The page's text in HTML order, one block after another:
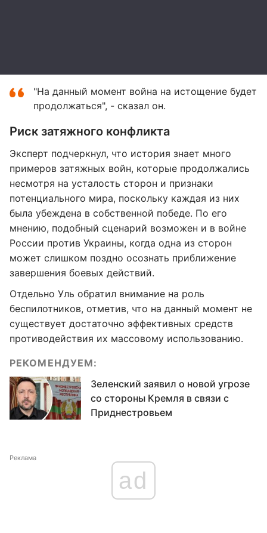
"На данный момент война на истощение будет
продолжаться", - сказал он.
Риск затяжного конфликта
Эксперт подчеркнул, что история знает много
примеров затяжных войн, которые продолжались
несмотря на усталость сторон и признаки
потенциального мира, поскольку каждая из них
была убеждена в собственной победе. По его
мнению, подобный сценарий возможен и в войне
России против Украины, когда одна из сторон
может слишком поздно осознать приближение
завершения боевых действий.
Отдельно Уль обратил внимание на роль
беспилотников, отметив, что на данный момент не
существует достаточно эффективных средств
противодействия их массовому использованию.
РЕКОМЕНДУЕМ:
Зеленский заявил о новой угрозе
со стороны Кремля в связи с
Приднестровьем
Реклама
ad